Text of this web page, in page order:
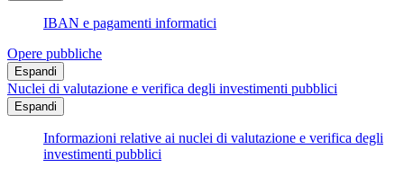
IBAN e pagamenti informatici
Opere pubbliche
Espandi
Nuclei di valutazione e verifica degli investimenti pubblici
Espandi
Informazioni relative ai nuclei di valutazione e verifica degli
investimenti pubblici